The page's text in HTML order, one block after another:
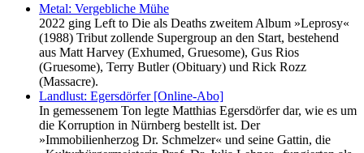
Metal: Vergebliche Mühe
2022 ging Left to Die als Deaths zweitem Album »Leprosy«
(1988) Tribut zollende Supergroup an den Start, bestehend
aus Matt Harvey (Exhumed, Gruesome), Gus Rios
(Gruesome), Terry Butler (Obituary) und Rick Rozz
(Massacre).
Landlust: Egersdörfer [Online-Abo]
In gemessenem Ton legte Matthias Egersdörfer dar, wie es um
die Korruption in Nürnberg bestellt ist. Der
»Immobilienherzog Dr. Schmelzer« und seine Gattin, die